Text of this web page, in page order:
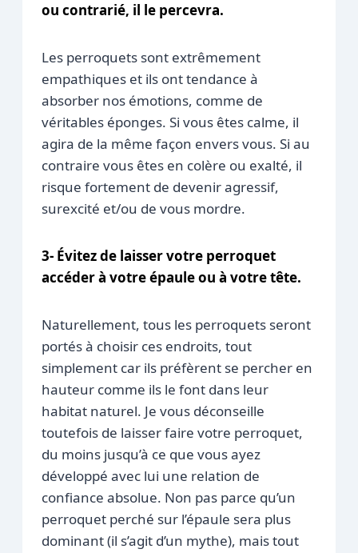
ou contrarié, il le percevra.
Les perroquets sont extrêmement
empathiques et ils ont tendance à
absorber nos émotions, comme de
véritables éponges. Si vous êtes calme, il
agira de la même façon envers vous. Si au
contraire vous êtes en colère ou exalté, il
risque fortement de devenir agressif,
surexcité et/ou de vous mordre.
3- Évitez de laisser votre perroquet
accéder à votre épaule ou à votre tête.
Naturellement, tous les perroquets seront
portés à choisir ces endroits, tout
simplement car ils préfèrent se percher en
hauteur comme ils le font dans leur
habitat naturel. Je vous déconseille
toutefois de laisser faire votre perroquet,
du moins jusqu’à ce que vous ayez
développé avec lui une relation de
confiance absolue. Non pas parce qu’un
perroquet perché sur l’épaule sera plus
dominant (il s’agit d’un mythe), mais tout